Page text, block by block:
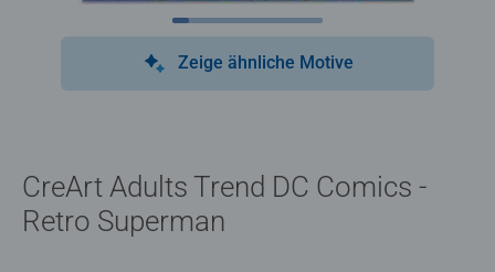
Zeige ähnliche Motive
CreArt Adults Trend DC Comics -
Retro Superman